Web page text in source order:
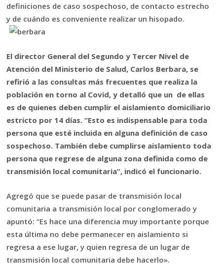
definiciones de caso sospechoso, de contacto estrecho
y de cuándo es conveniente realizar un hisopado.
El director General del Segundo y Tercer Nivel de
Atención del Ministerio de Salud, Carlos Berbara, se
refirió a las consultas más frecuentes que realiza la
población en torno al Covid, y detalló que un de ellas
es de quienes deben cumplir el aislamiento domiciliario
estricto por 14 días. “Esto es indispensable para toda
persona que esté incluida en alguna definición de caso
sospechoso. También debe cumplirse aislamiento toda
persona que regrese de alguna zona definida como de
transmisión local comunitaria”, indicó el funcionario.
Agregó que se puede pasar de transmisión local
comunitaria a transmisión local por conglomerado y
apuntó: “Es hace una diferencia muy importante porque
esta última no debe permanecer en aislamiento si
regresa a ese lugar, y quien regresa de un lugar de
transmisión local comunitaria debe hacerlo».